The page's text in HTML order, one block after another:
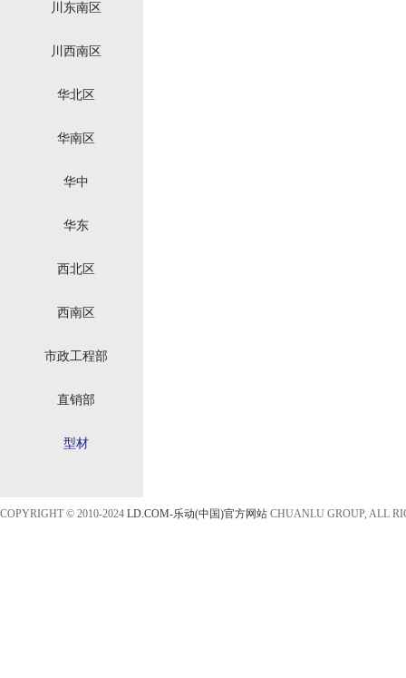
川东南区
川西南区
华北区
华南区
华中
华东
西北区
西南区
市政工程部
直销部
型材
COPYRIGHT © 2010-2024 LD.COM-乐动(中国)官方网站 CHUANLU GROUP, ALL